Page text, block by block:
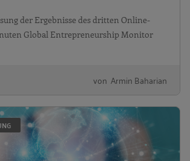
der Ergebnisse des dritten Online-
Global Entrepreneurship Monitor
von Armin Baharian